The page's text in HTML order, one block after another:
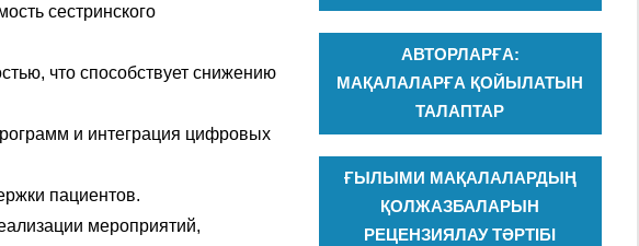
сестринского
что способствует снижению
и интеграция цифровых
пациентов.
мероприятий,
АВТОРЛАРҒА:
МАҚАЛАЛАРҒА ҚОЙЫЛАТЫН
ТАЛАПТАР
ҒЫЛЫМИ МАҚАЛАЛАРДЫҢ
ҚОЛЖАЗБАЛАРЫН
РЕЦЕНЗИЯЛАУ ТӘРТІБІ